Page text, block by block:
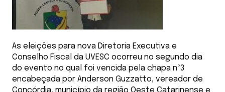
As eleições para nova Diretoria Executiva e
Conselho Fiscal da UVESC ocorreu no segundo dia
do evento no qual foi vencida pela chapa nº3
encabeçada por Anderson Guzzatto, vereador de
Concórdia, município da região Oeste Catarinense e